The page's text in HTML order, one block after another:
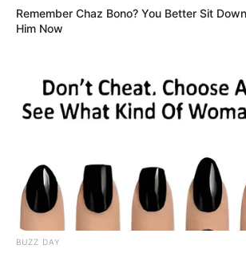
Remember Chaz Bono? You Better Sit
Him Now
BUZZ DAY